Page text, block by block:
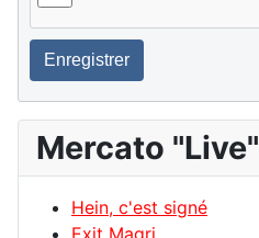
Enregistrer
Mercato "Live"
Hein, c'est signé